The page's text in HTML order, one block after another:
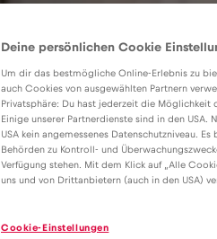
Deine persönlichen Cookie
Um dir das bestmögliche Online-Erlebnis zu
auch Cookies von ausgewählten Partnern
Privatsphäre: Du hast jederzeit die Möglichkeit
Einige unserer Partnerdienste sind in den
USA kein angemessenes Datenschutzniveau.
Behörden zu Kontroll- und
Verfügung stehen. Mit dem Klick auf „Alle
uns und von Drittanbietern (auch in den USA)
Cookie-Einstellungen